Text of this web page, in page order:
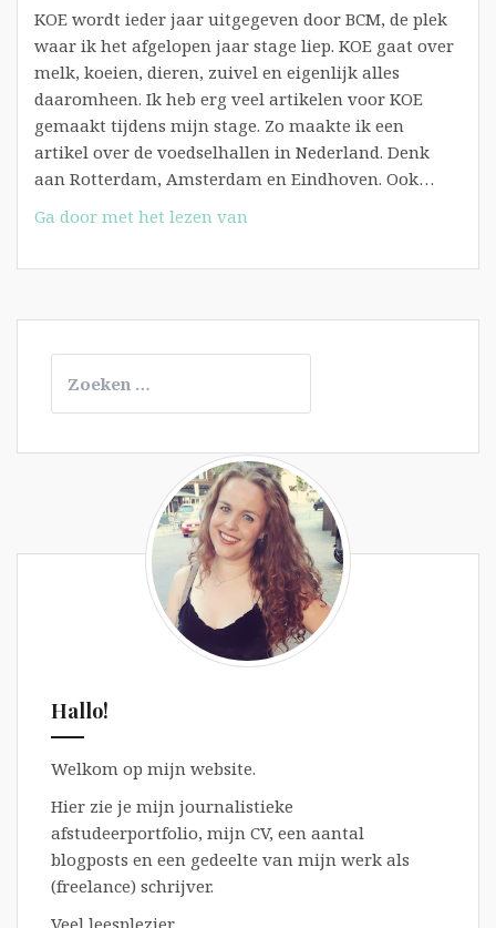
KOE wordt ieder jaar uitgegeven door BCM, de plek
waar ik het afgelopen jaar stage liep. KOE gaat over
melk, koeien, dieren, zuivel en eigenlijk alles
daaromheen. Ik heb erg veel artikelen voor KOE
gemaakt tijdens mijn stage. Zo maakte ik een
artikel over de voedselhallen in Nederland. Denk
aan Rotterdam, Amsterdam en Eindhoven. Ook…
Ga door met het lezen van
op
naar:
Hallo!
Welkom op mijn website.
Hier zie je mijn journalistieke
afstudeerportfolio, mijn CV, een aantal
blogposts en een gedeelte van mijn werk als
(freelance) schrijver.